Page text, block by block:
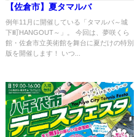
【佐倉市】夏タマルバ
例年11月に開催している「タマルバ～城
下町HANGOUT～」。 今回は、夢咲くら
館・佐倉市立美術館を舞台に夏だけの特別
版を開催します！ いつ...